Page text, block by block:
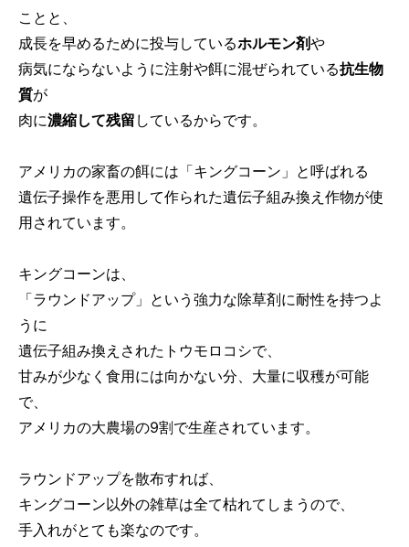
ことと、
成長を早めるために投与しているホルモン剤や
病気にならないように注射や餌に混ぜられている抗生物
質が
肉に濃縮して残留 しているからです。
アメリカの家畜の餌には「キングコーン」と呼ばれる
遺伝子操作を悪用して作られた遺伝子組み換え作物が使
用されています。
キングコーンは、
「ラウンドアップ」という強力な除草剤に耐性を持つよ
うに
遺伝子組み換えされたトウモロコシで、
甘みが少なく食用には向かない分、大量に収穫が可能
で、
アメリカの大農場の9割で生産されています。
ラウンドアップを散布すれば、
キングコーン以外の雑草は全て枯れてしまうので、
手入れがとても楽なのです。